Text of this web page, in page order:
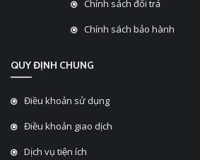
Chính sách đổi trả
Chính sách bảo hành
QUY ĐỊNH CHUNG
Điều khoản sử dụng
Điều khoản giao dịch
Dịch vụ tiện ích